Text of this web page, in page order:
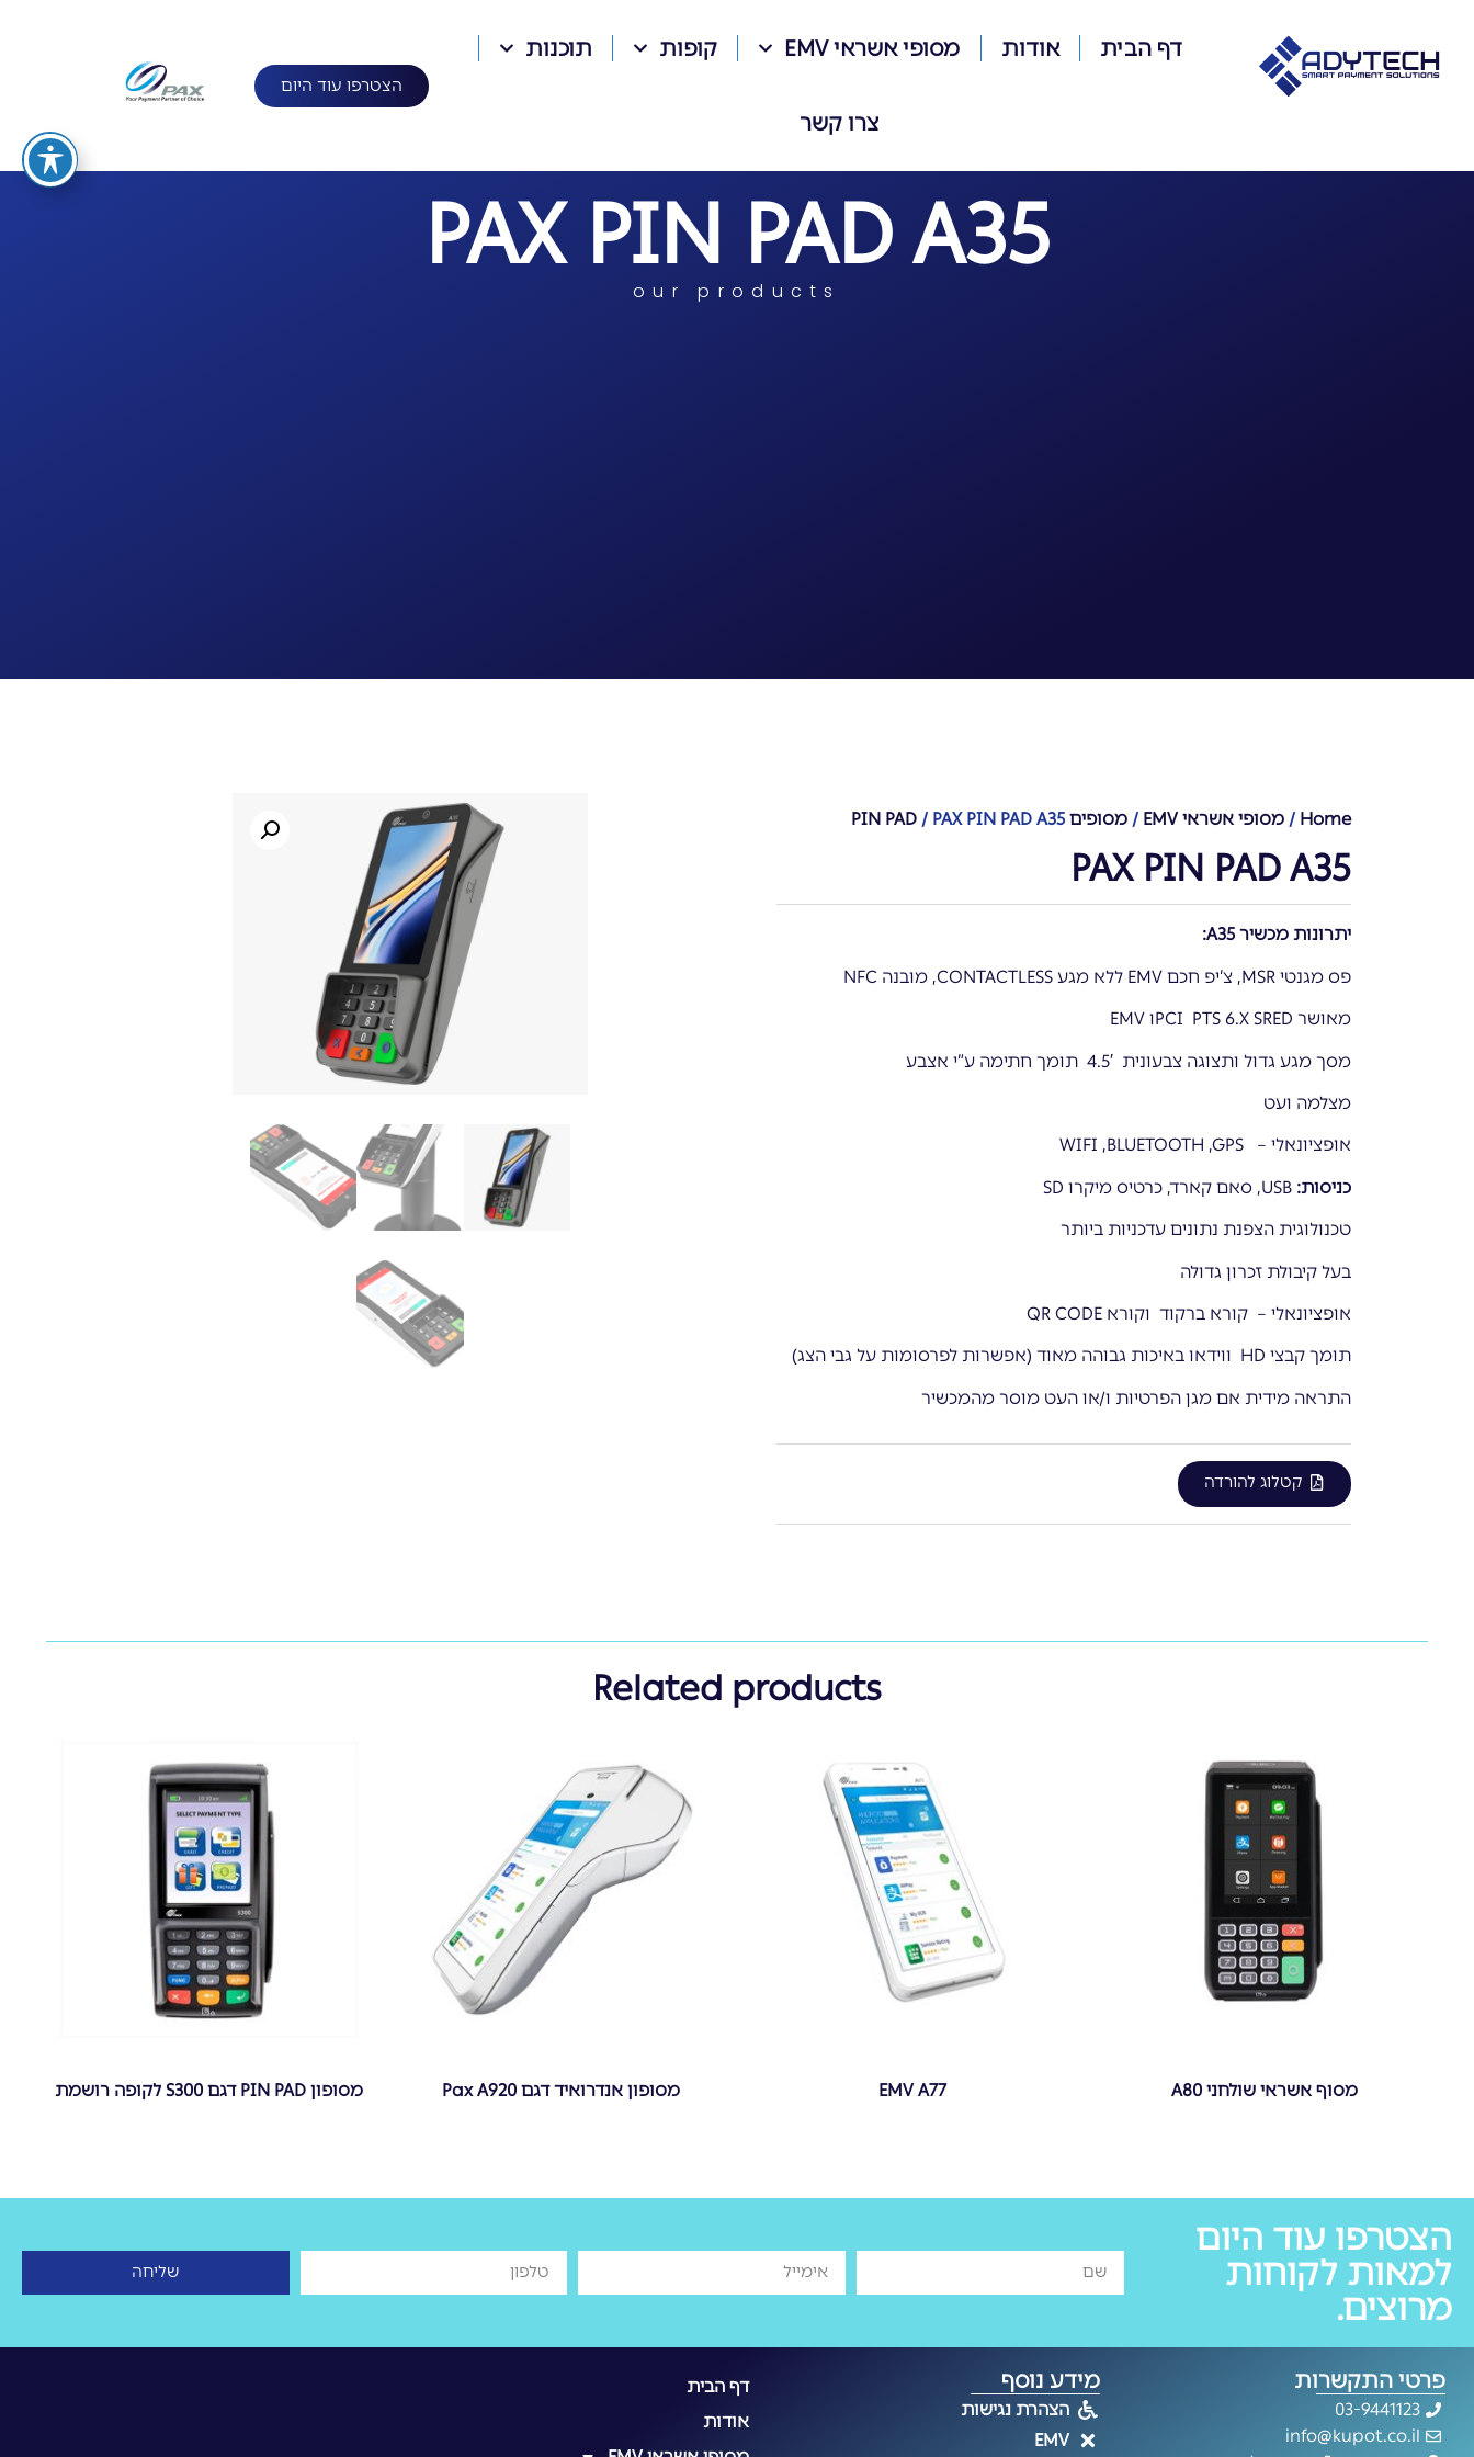
דף הבית אודות מסופי אשראי EMV קופות תוכנות
צרו קשר
הצטרפו עוד היום
PAX PIN PAD A35
our products
Home
/ מסופי אשראי EMV / מסופים PIN PAD / PAX PIN PAD A35
PAX PIN PAD A35
יתרונות מכשיר A35:
פס מגנטי MSR, צ’יפ חכם EMV ללא מגע CONTACTLESS, מובנה NFC
מאושר PCI PTS 6.X SREDו EMV
מסך מגע גדול ותצוגה צבעונית 4.5′ תומך חתימה ע”י אצבע
מצלמה ועט
אופציונאלי – WIFI ,BLUETOOTH ,GPS
כניסות:
טכנולוגית הצפנת נתונים עדכניות ביותר
בעל קיבולת זכרון גדולה
אופציונאלי – קורא ברקוד וקורא QR CODE
תומך קבצי HD ווידאו באיכות גבוהה מאוד (אפשרות לפרסומות על גבי הצג)
התראה מידית אם מגן הפרטיות ו/או העט מוסר מהמכשיר
קטלוג להורדה
Related products
מסוף אשראי שולחני A80 EMV A77 מסופון אנדרואיד דגם Pax A920 מסופון PIN PAD דגם S300 לקופה רושמת
הצטרפו עוד היום
למאות לקוחות
מרוצים.
שליחה
פרטי התקשרות
03-9441123
info@kupot.co.il
מידע נוסף
הצהרת נגישות
EMV
דף הבית
אודות